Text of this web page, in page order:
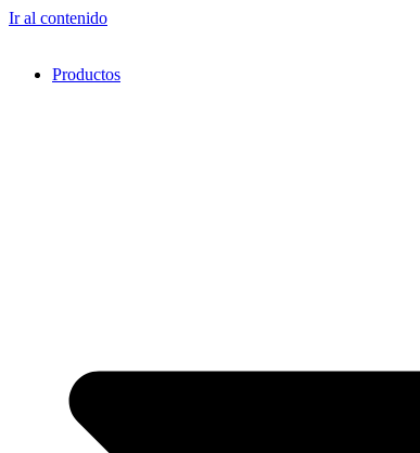
Ir al contenido
Productos